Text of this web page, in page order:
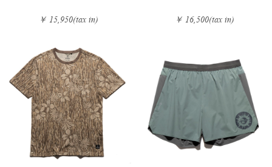
￥ 15,950(tax in) ￥ 16,500(tax in)